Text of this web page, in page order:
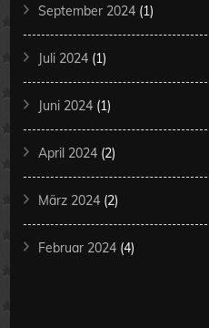
September 2024 (1)
Juli 2024 (1)
Juni 2024 (1)
April 2024 (2)
März 2024 (2)
Februar 2024 (4)